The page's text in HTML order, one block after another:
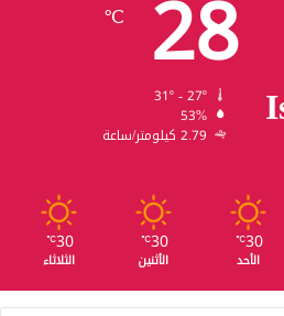
28
℃
53%
2.79 كيلومتر/ساعة
30
℃
الأحد
30
℃
الأثنين
30
℃
الثلاثاء